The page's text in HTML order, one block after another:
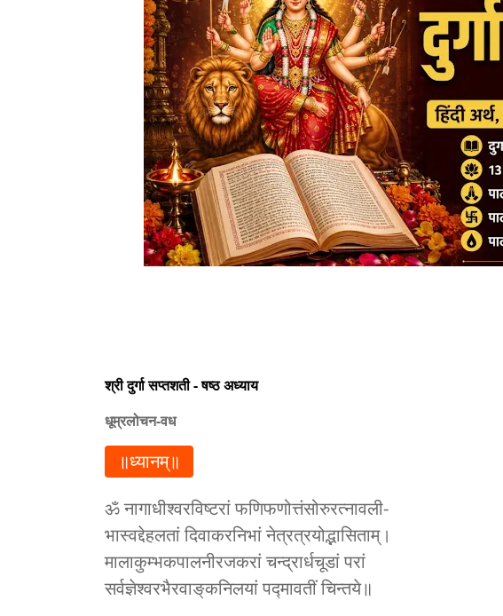
श्री दुर्गा सप्तशती - षष्ठ अध्याय
धूम्रलोचन-वध
॥ध्यानम्॥
ॐ नागाधीश्‍वरविष्टरां फणिफणोत्तंसोरुरत्‍नावली-
भास्वद्देहलतां दिवाकरनिभां नेत्रत्रयोद्भासिताम्।
मालाकुम्भकपालनीरजकरां चन्द्रार्धचूडां परां
सर्वज्ञेश्‍वरभैरवाङ्‌कनिलयां पद्मावतीं चिन्तये॥